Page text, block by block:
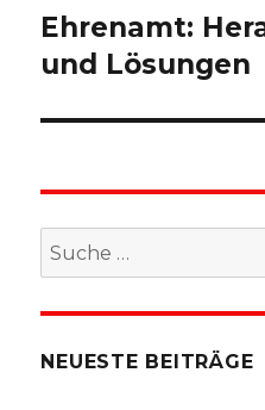
Ehrenamt:
und Lösungen
Suche
nach:
NEUESTE BEITRÄGE